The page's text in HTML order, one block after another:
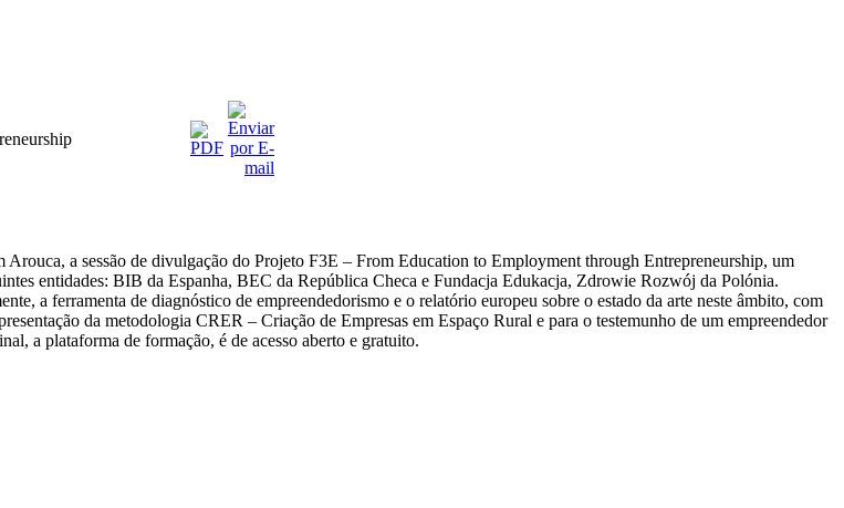
a sessão de divulgação do Projeto F3E – From Education to Employment through Entrepreneurship, um
entidades: BIB da Espanha, BEC da República Checa e Fundacja Edukacja, Zdrowie Rozwój da Polónia.
a ferramenta de diagnóstico de empreendedorismo e o relatório europeu sobre o estado da arte neste âmbito, com
da metodologia CRER – Criação de Empresas em Espaço Rural e para o testemunho de um empreendedor
a plataforma de formação, é de acesso aberto e gratuito.